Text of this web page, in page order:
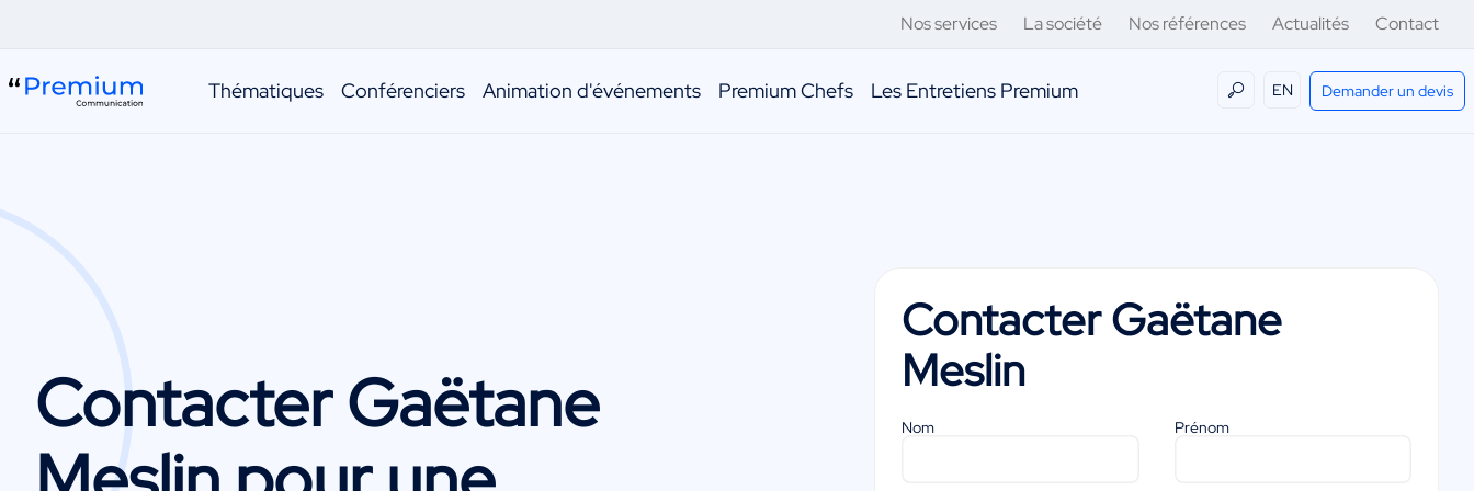
Nos services La société Nos références Actualités Contact
Thématiques Conférenciers Animation d'événements Premium Chefs Les Entretiens Premium EN Demander un devis
ContacterGaëtane
ContacterGaëtane
Meslin
Nom Prénom